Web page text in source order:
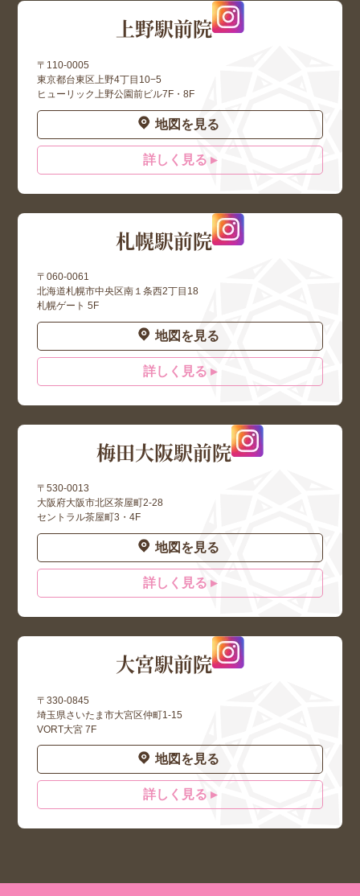
上野駅前院
〒110-0005
東京都台東区上野4丁目10−5
ヒューリック上野公園前ビル7F・8F
地図を見る
詳しく見る ▸
札幌駅前院
〒060-0061
北海道札幌市中央区南１条西2丁目18
札幌ゲート 5F
地図を見る
詳しく見る ▸
梅田大阪駅前院
〒530-0013
大阪府大阪市北区茶屋町2-28
セントラル茶屋町3・4F
地図を見る
詳しく見る ▸
大宮駅前院
〒330-0845
埼玉県さいたま市大宮区仲町1-15
VORT大宮 7F
地図を見る
詳しく見る ▸